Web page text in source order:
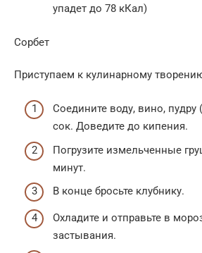
упадет до 78 кКал)
Сорбет
Приступаем к кулинарному
Соедините воду, вино,
сок. Доведите до кипения.
Погрузите измельченные
минут.
В конце бросьте клубнику.
Охладите и отправьте в
застывания.